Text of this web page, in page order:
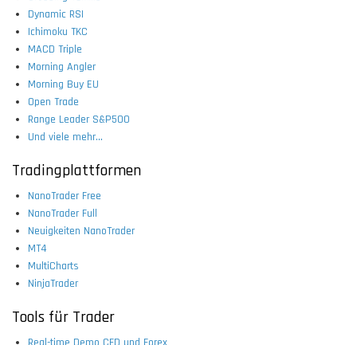
Dynamic RSI
Ichimoku TKC
MACD Triple
Morning Angler
Morning Buy EU
Open Trade
Range Leader S&P500
Und viele mehr...
Tradingplattformen
NanoTrader Free
NanoTrader Full
Neuigkeiten NanoTrader
MT4
MultiCharts
NinjaTrader
Tools für Trader